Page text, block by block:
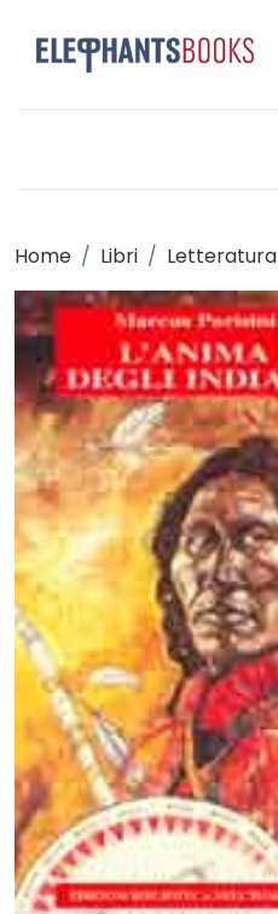
Home Libri Letteratura